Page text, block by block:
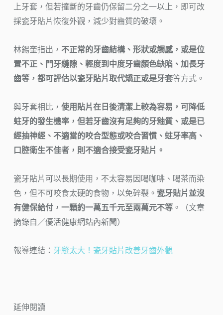
上牙套，但若撞斷的牙齒仍保留二分之一以上，即可改
採瓷牙貼片恢復外觀，減少對齒質的破壞。
林錫奎指出， 不正常的牙齒結構、形狀或觸感，或是位
置不正、門牙縫隙、輕度到中度牙齒顏色缺陷、加長牙
齒等，都可評估以瓷牙貼片取代矯正或是牙套等方式。
與牙套相比， 使用貼片在日後清潔上較為容易，可降低
蛀牙的發生機率，但若牙齒沒有足夠的牙釉質、或是已
經抽神經、不適當的咬合型態或咬合習慣、蛀牙率高、
口腔衛生不佳者，則不適合接受瓷牙貼片。
瓷牙貼片可以長期使用，不太容易因喝咖啡、喝茶而染
色，但不可咬食太硬的食物，以免碎裂。 瓷牙貼片並沒
有健保給付，一顆約一萬五千元至兩萬元不等。（文章
摘錄自／優活健康網站內新聞）
報導連結： 牙縫太大！瓷牙貼片改善牙齒外觀
延伸閱讀